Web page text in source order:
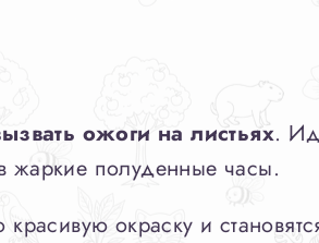
ожоги на листьях.
жаркие полуденные часы.
окраску и